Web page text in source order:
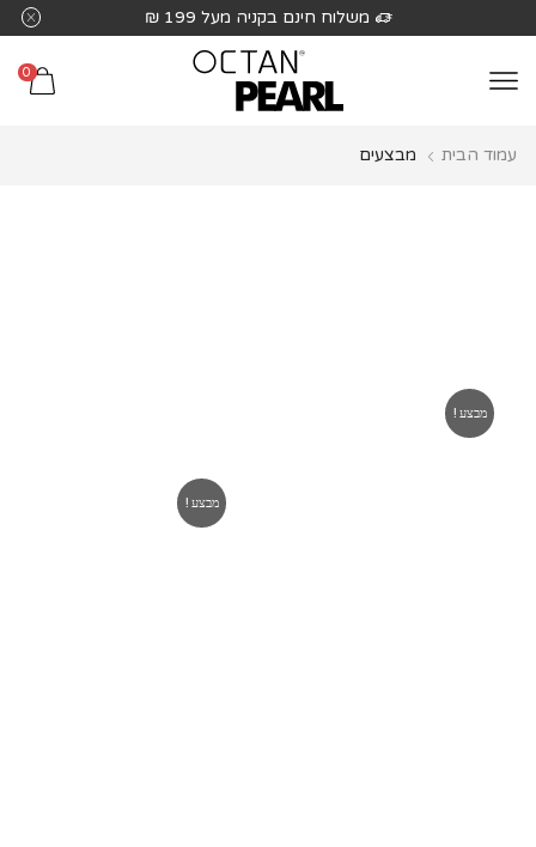
לֵב:
בְּאֲתָר
מַעֲרֶכֶת
משלוח חינם בקניה מעל 199 ₪
0
עמוד הבית מבצעים
מבצע!
מבצע!